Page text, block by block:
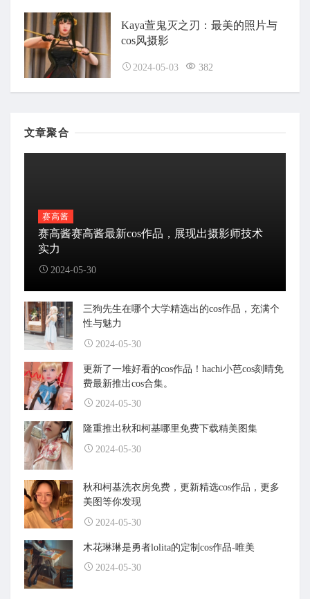
Kaya萱鬼灭之刃：最美的照片与
cos风摄影
2024-05-03 382
文章聚合
赛高酱
赛高酱赛高酱最新cos作品，展现出摄影师技术
实力
2024-05-30
三狗先生在哪个大学精选出的cos作品，充满个
性与魅力
2024-05-30
更新了一堆好看的cos作品！hachi小芭cos刻晴免
费最新推出cos合集。
2024-05-30
隆重推出秋和柯基哪里免费下载精美图集
2024-05-30
秋和柯基洗衣房免费，更新精选cos作品，更多
美图等你发现
2024-05-30
木花琳琳是勇者lolita的定制cos作品-唯美
2024-05-30